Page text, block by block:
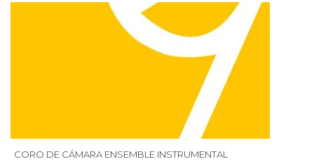
CORO DE CÁMARA ENSEMBLE INSTRUMENTAL